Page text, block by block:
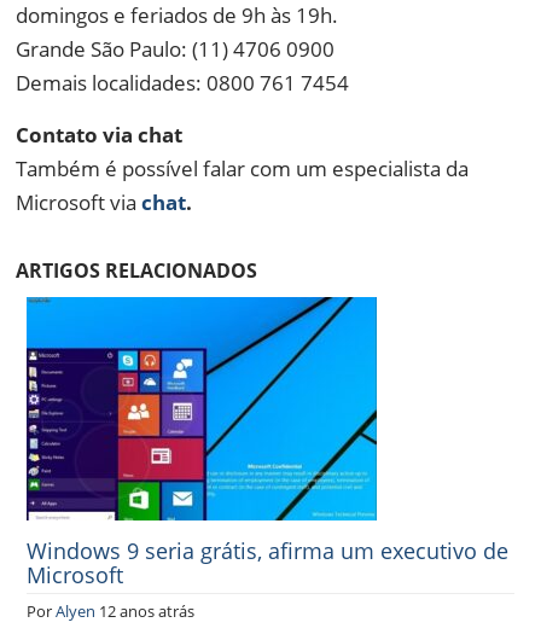
domingos e feriados de 9h às 19h.
Grande São Paulo: (11) 4706 0900
Demais localidades: 0800 761 7454
Contato via chat
Também é possível falar com um especialista da
Microsoft viachat.
ARTIGOS RELACIONADOS
Windows 9 seria grátis, afirma um executivo de
Microsoft
PorAlyen 12 anos atrás